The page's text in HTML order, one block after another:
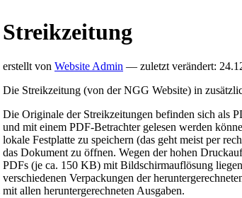
Streikzeitung
erstellt von Website Admin — zuletzt verändert:
Die Streikzeitung (von der NGG Website) in
Die Originale der Streikzeitungen befinden sich als
und mit einem PDF-Betrachter gelesen werden
lokale Festplatte zu speichern (das geht meist per
das Dokument zu öffnen. Wegen der hohen
PDFs (je ca. 150 KB) mit Bildschirmauflösung
verschiedenen Verpackungen der
mit allen heruntergerechneten Ausgaben.